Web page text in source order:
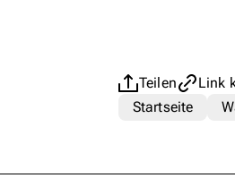
Teilen
Link
Startseite